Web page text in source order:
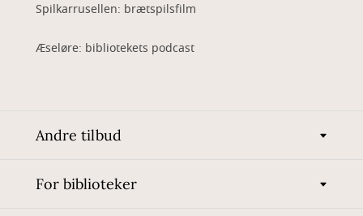
Spilkarrusellen: brætspilsfilm
Æseløre: bibliotekets podcast
Andre tilbud
For biblioteker